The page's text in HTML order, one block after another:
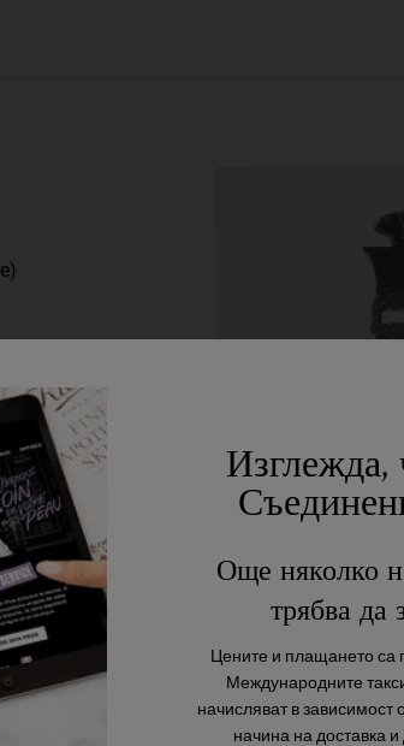
ще напише отзив за този продукт
Изглежда,
Още няколко
трябва да
Цените и плащането са
Международните
начисляват в зависимост
начина на доставка